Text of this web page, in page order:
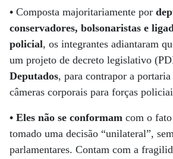
• Composta majoritariamente por
conservadores, bolsonaristas e
policial, os integrantes adiantaram
um projeto de decreto legislativo
Deputados, para contrapor a
câmeras corporais para forças
• Eles não se conformam com o
tomado uma decisão “unilateral”,
parlamentares. Contam com a